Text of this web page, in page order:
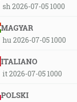
sh 2026-07-05 1000
MAGYAR
hu 2026-07-05 1000
ITALIANO
it 2026-07-05 1000
POLSKI